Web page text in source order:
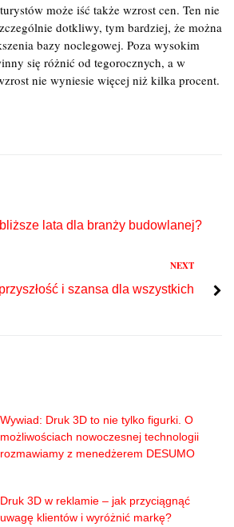
może iść także wzrost cen. Ten nie
dotkliwy, tym bardziej, że można
bazy noclegowej. Poza wysokim
się różnić od tegorocznych, a w
nie wyniesie więcej niż kilka procent.
lata dla branży budowlanej?
NEXT
i szansa dla wszystkich
Wywiad: Druk 3D to nie tylko figurki. O
możliwościach nowoczesnej technologii
rozmawiamy z menedżerem DESUMO
Druk 3D w reklamie – jak przyciągnąć
uwagę klientów i wyróżnić markę?